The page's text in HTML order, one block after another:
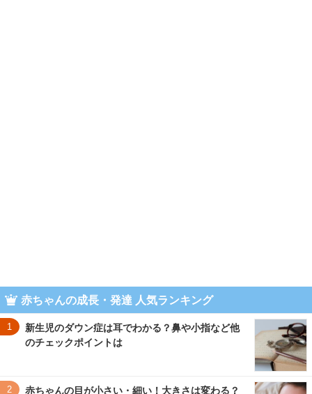
赤ちゃんの成長・発達 人気ランキング
1
新生児のダウン症は耳でわかる？鼻や小指など他
のチェックポイントは
2 赤ちゃんの目が小さい・細い！大きさは変わる？